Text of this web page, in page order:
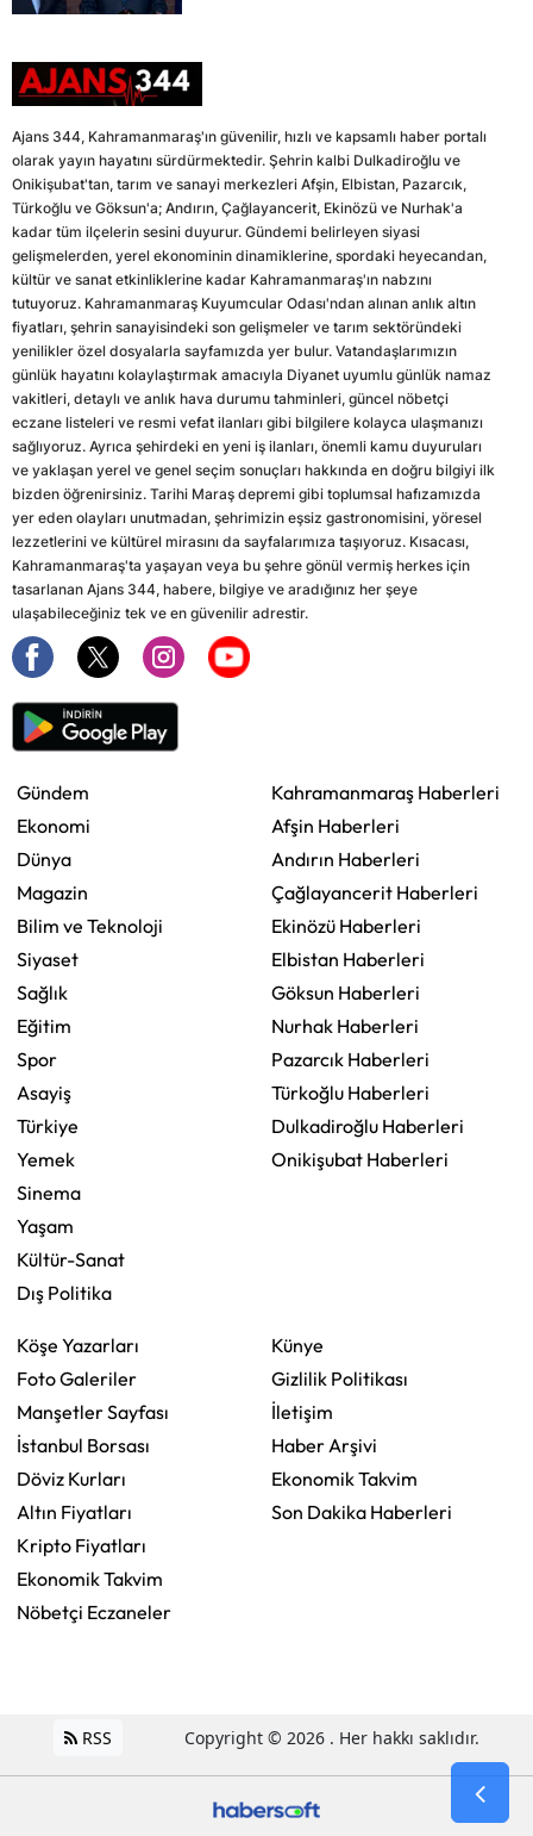
Ajans 344, Kahramanmaraş'ın güvenilir, hızlı ve kapsamlı haber portalı
olarak yayın hayatını sürdürmektedir. Şehrin kalbi Dulkadiroğlu ve
Onikişubat'tan, tarım ve sanayi merkezleri Afşin, Elbistan, Pazarcık,
Türkoğlu ve Göksun'a; Andırın, Çağlayancerit, Ekinözü ve Nurhak'a
kadar tüm ilçelerin sesini duyurur. Gündemi belirleyen siyasi
gelişmelerden, yerel ekonominin dinamiklerine, spordaki heyecandan,
kültür ve sanat etkinliklerine kadar Kahramanmaraş'ın nabzını
tutuyoruz. Kahramanmaraş Kuyumcular Odası'ndan alınan anlık altın
fiyatları, şehrin sanayisindeki son gelişmeler ve tarım sektöründeki
yenilikler özel dosyalarla sayfamızda yer bulur. Vatandaşlarımızın
günlük hayatını kolaylaştırmak amacıyla Diyanet uyumlu günlük namaz
vakitleri, detaylı ve anlık hava durumu tahminleri, güncel nöbetçi
eczane listeleri ve resmi vefat ilanları gibi bilgilere kolayca ulaşmanızı
sağlıyoruz. Ayrıca şehirdeki en yeni iş ilanları, önemli kamu duyuruları
ve yaklaşan yerel ve genel seçim sonuçları hakkında en doğru bilgiyi ilk
bizden öğrenirsiniz. Tarihi Maraş depremi gibi toplumsal hafızamızda
yer eden olayları unutmadan, şehrimizin eşsiz gastronomisini, yöresel
lezzetlerini ve kültürel mirasını da sayfalarımıza taşıyoruz. Kısacası,
Kahramanmaraş'ta yaşayan veya bu şehre gönül vermiş herkes için
tasarlanan Ajans 344, habere, bilgiye ve aradığınız her şeye
ulaşabileceğiniz tek ve en güvenilir adrestir.
Gündem
Ekonomi
Dünya
Magazin
Bilim ve Teknoloji
Siyaset
Sağlık
Eğitim
Spor
Asayiş
Türkiye
Yemek
Sinema
Yaşam
Kültür-Sanat
Dış Politika
Kahramanmaraş Haberleri
Afşin Haberleri
Andırın Haberleri
Çağlayancerit Haberleri
Ekinözü Haberleri
Elbistan Haberleri
Göksun Haberleri
Nurhak Haberleri
Pazarcık Haberleri
Türkoğlu Haberleri
Dulkadiroğlu Haberleri
Onikişubat Haberleri
Köşe Yazarları
Foto Galeriler
Manşetler Sayfası
İstanbul Borsası
Döviz Kurları
Altın Fiyatları
Kripto Fiyatları
Ekonomik Takvim
Nöbetçi Eczaneler
Künye
Gizlilik Politikası
İletişim
Haber Arşivi
Ekonomik Takvim
Son Dakika Haberleri
RSS Copyright © 2026 . Her hakkı saklıdır.